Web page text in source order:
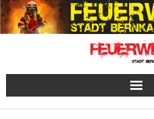
Skip
to
content